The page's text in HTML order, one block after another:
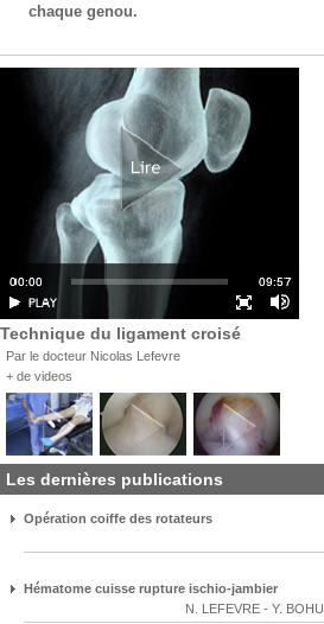
chaque genou.
Technique du ligament croisé
Par le docteur Nicolas Lefevre
+ de videos
Les dernières publications
Opération coiffe des rotateurs
Hématome cuisse rupture ischio-jambier
N. LEFEVRE - Y. BOHU